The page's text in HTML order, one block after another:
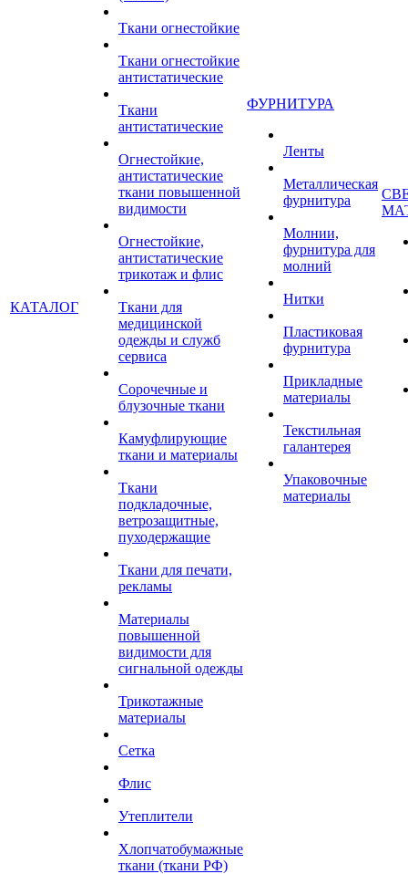
КАТАЛОГ
Ткани огнестойкие
Ткани огнестойкие
антистатические
Ткани
антистатические
Огнестойкие,
антистатические
ткани повышенной
видимости
Огнестойкие,
антистатические
трикотаж и флис
Ткани для
медицинской
одежды и служб
сервиса
Сорочечные и
блузочные ткани
Камуфлирующие
ткани и материалы
Ткани
подкладочные,
ветрозащитные,
пуходержащие
Ткани для печати,
рекламы
Материалы
повышенной
видимости для
сигнальной одежды
Трикотажные
материалы
Сетка
Флис
Утеплители
Хлопчатобумажные
ткани (ткани РФ)
ФУРНИТУРА
Ленты
Металлическая
фурнитура
Молнии,
фурнитура для
молний
Нитки
Пластиковая
фурнитура
Прикладные
материалы
Текстильная
галантерея
Упаковочные
материалы